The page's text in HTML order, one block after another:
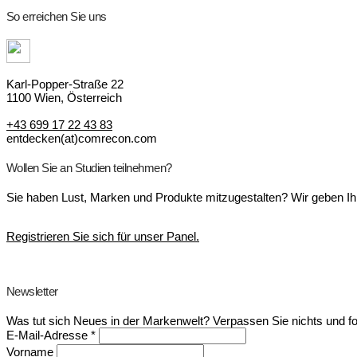
So erreichen Sie uns
Karl-Popper-Straße 22
1100 Wien, Österreich
+43 699 17 22 43 83
entdecken(at)comrecon.com
Wollen Sie an Studien teilnehmen?
Sie haben Lust, Marken und Produkte mitzugestalten? Wir geben
Registrieren Sie sich für unser Panel.
Newsletter
Was tut sich Neues in der Markenwelt? Verpassen Sie nichts und
E-Mail-Adresse *
Vorname